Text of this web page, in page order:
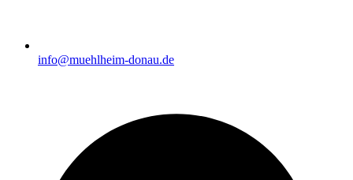
info@muehlheim-donau.de